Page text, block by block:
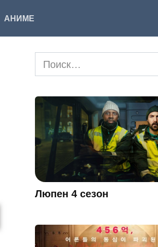
АНИМЕ
Search
for:
Люпен 4 сезон